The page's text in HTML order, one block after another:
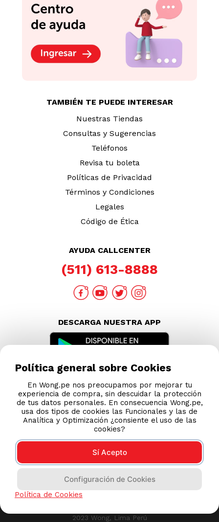
TAMBIÉN TE PUEDE INTERESAR
Nuestras Tiendas
Consultas y Sugerencias
Teléfonos
Revisa tu boleta
Políticas de Privacidad
Términos y Condiciones
Legales
Código de Ética
AYUDA CALLCENTER
(511) 613-8888
DESCARGA NUESTRA APP
Esta tienda usa Niubiz para realizar transacciones
2023 Wong, Lima Perú
Política general sobre Cookies
En Wong.pe nos preocupamos por mejorar tu
experiencia de compra, sin descuidar la protección
de tus datos personales. En consecuencia Wong.pe,
usa dos tipos de cookies las Funcionales y las de
Analítica y Optimización ¿consiente el uso de las
cookies?
Sí Acepto
Configuración de Cookies
Política de Cookies